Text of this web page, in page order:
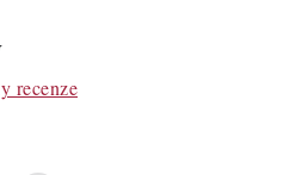
recenze